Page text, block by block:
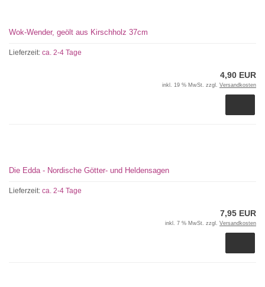
Wok-Wender, geölt aus Kirschholz 37cm
Lieferzeit: ca. 2-4 Tage
4,90 EUR
inkl. 19 % MwSt. zzgl. Versandkosten
Die Edda - Nordische Götter- und Heldensagen
Lieferzeit: ca. 2-4 Tage
7,95 EUR
inkl. 7 % MwSt. zzgl. Versandkosten